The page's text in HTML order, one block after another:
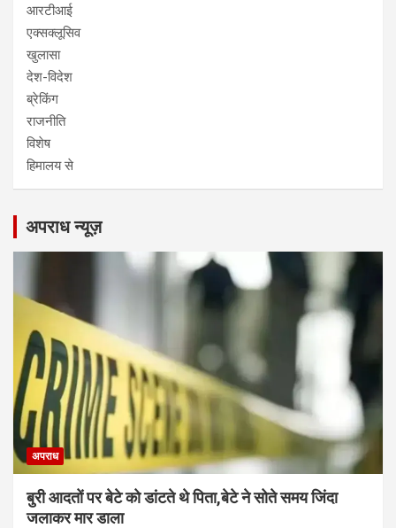
आरटीआई
एक्सक्लूसिव
खुलासा
देश-विदेश
ब्रेकिंग
राजनीति
विशेष
हिमालय से
अपराध न्यूज़
अपराध
बुरी आदतों पर बेटे को डांटते थे पिता,बेटे ने सोते समय जिंदा
जलाकर मार डाला